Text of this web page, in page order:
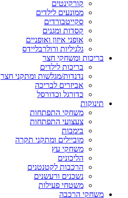
קורקינטים
ממונעים לילדים
סקייטבורדים
קסדות ומגנים
אופני איזון ואופניים
גלגיליות ורולרבליידס
בריכות ומשחקי חצר
בריכות לילדים
נדנדות/מגלשות ומתקני חצר
אביזרים לבריכה
כדורגל וכדורסל
תינוקות
משחקי התפתחות
צעצועי התפתחות
בימבות
מוביילים ומתקני תקרה
משחקי עץ
הליכונים
הרכבות לקטנטנים
נשכנים ורעשנים
משטחי פעילות
משחקי הרכבה